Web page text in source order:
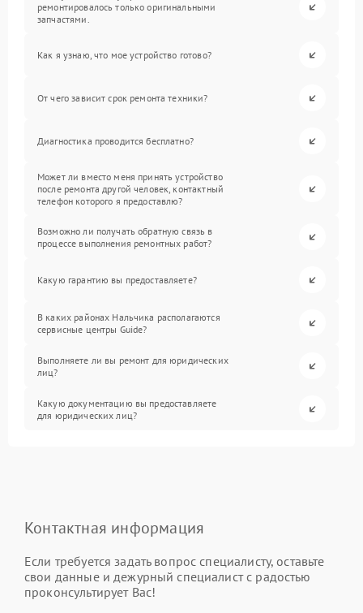
ремонтировалось только оригинальными
запчастями.
Как я узнаю, что мое устройство готово?
От чего зависит срок ремонта техники?
Диагностика проводится бесплатно?
Может ли вместо меня принять устройство
после ремонта другой человек, контактный
телефон которого я предоставлю?
Возможно ли получать обратную связь в
процессе выполнения ремонтных работ?
Какую гарантию вы предоставляете?
В каких районах Нальчика располагаются
сервисные центры Guide?
Выполняете ли вы ремонт для юридических
лиц?
Какую документацию вы предоставляете
для юридических лиц?
Контактная информация
Если требуется задать вопрос специалисту, оставьте
свои данные и дежурный специалист с радостью
проконсультирует Вас!